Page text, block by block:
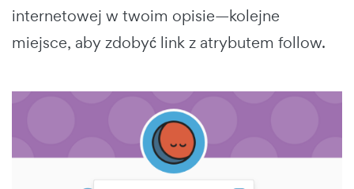
internetowej w twoim opisie—kolejne
miejsce, aby zdobyć link z atrybutem follow.